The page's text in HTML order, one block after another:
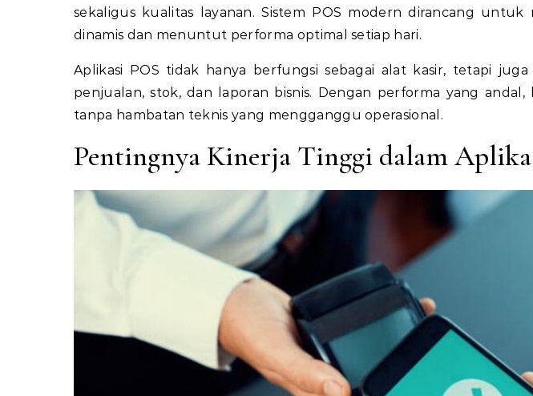
sekaligus kualitas layanan. Sistem POS modern dirancang untuk
dinamis dan menuntut performa optimal setiap hari.
Aplikasi POS tidak hanya berfungsi sebagai alat kasir, tetapi
penjualan, stok, dan laporan bisnis. Dengan performa yang
tanpa hambatan teknis yang mengganggu operasional.
Pentingnya Kinerja Tinggi dalam